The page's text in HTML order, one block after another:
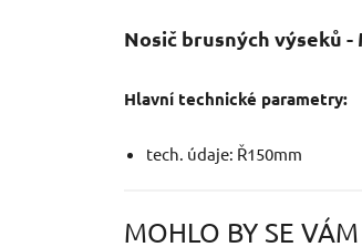
Nosič brusných výseků -
Hlavní technické parametry:
tech. údaje: Ř150mm
MOHLO BY SE